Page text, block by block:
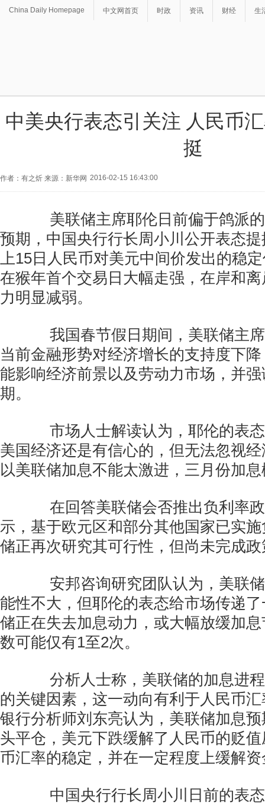
China Daily Homepage 中文网首页 时政 资讯 财经 生
中美央行表态引关注 人民币
挺
作者：有之炘 来源：新华网 2016-02-15 16:43:00
美联储主席耶伦日前偏于鸽派的
预期，中国央行行长周小川公开表态
上15日人民币对美元中间价发出的稳
在猴年首个交易日大幅走强，在岸和
力明显减弱。
我国春节假日期间，美联储主席
当前金融形势对经济增长的支持度下
能影响经济前景以及劳动力市场，并
期。
市场人士解读认为，耶伦的表态
美国经济还是有信心的，但无法忽视
以美联储加息不能太激进，三月份加
在回答美联储会否推出负利率政
示，基于欧元区和部分其他国家已实
储正再次研究其可行性，但尚未完成
安邦咨询研究团队认为，美联储
能性不大，但耶伦的表态给市场传递
储正在失去加息动力，或大幅放缓加
数可能仅有1至2次。
分析人士称，美联储的加息进程
的关键因素，这一动向有利于人民币
银行分析师刘东亮认为，美联储加息
头平仓，美元下跌缓解了人民币的贬
币汇率的稳定，并在一定程度上缓解
中国央行行长周小川日前的表态